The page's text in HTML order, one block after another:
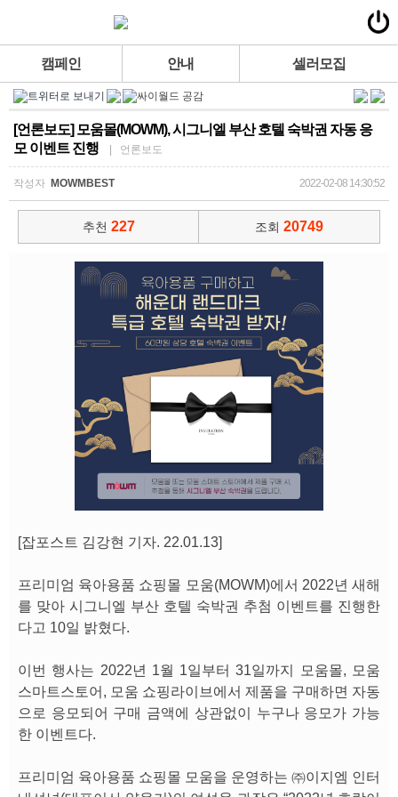
캠페인 안내 셀러모집
[언론보도] 모움몰(MOWM), 시그니엘 부산 호텔 숙박권 자동 응
모 이벤트 진행
| 언론보도
작성자 MOWMBEST 2022-02-08 14:30:52
추천 227 조회 20749
[잡포스트 김강현 기자. 22.01.13]
프리미엄 육아용품 쇼핑몰 모움(MOWM)에서 2022년 새해
를 맞아 시그니엘 부산 호텔 숙박권 추첨 이벤트를 진행한
다고 10일 밝혔다.
이번 행사는 2022년 1월 1일부터 31일까지 모움몰, 모움
스마트스토어, 모움 쇼핑라이브에서 제품을 구매하면 자동
으로 응모되어 구매 금액에 상관없이 누구나 응모가 가능
한 이벤트다.
프리미엄 육아용품 쇼핑몰 모움을 운영하는 ㈜이지엠 인터